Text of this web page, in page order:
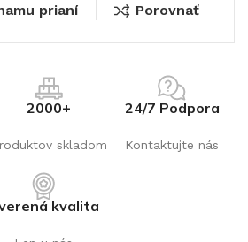
prianí Porovnať
2000+
skladom
24/7 Podpora
Kontaktujte nás
kvalita